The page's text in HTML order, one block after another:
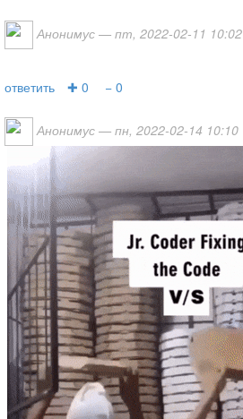
Анонимус — пт, 2022-02-11 10:02
ответить ✚ 0 − 0
Анонимус — пн, 2022-02-14 10:10